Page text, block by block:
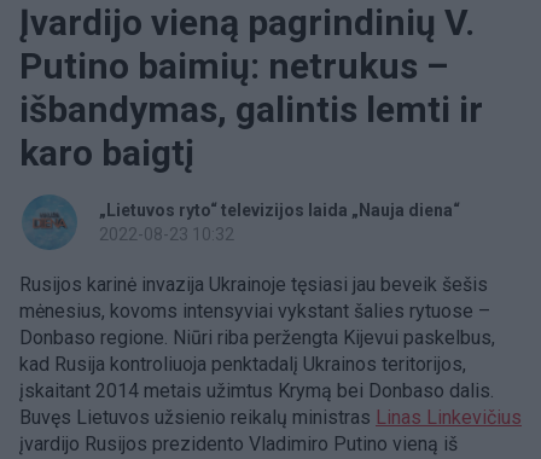
Įvardijo vieną pagrindinių V.
Putino baimių: netrukus –
išbandymas, galintis lemti ir
karo baigtį
„Lietuvos ryto“ televizijos laida „Nauja diena“
2022-08-23 10:32
Rusijos karinė invazija Ukrainoje tęsiasi jau beveik šešis
mėnesius, kovoms intensyviai vykstant šalies rytuose –
Donbaso regione. Niūri riba peržengta Kijevui paskelbus,
kad Rusija kontroliuoja penktadalį Ukrainos teritorijos,
įskaitant 2014 metais užimtus Krymą bei Donbaso dalis.
Buvęs Lietuvos užsienio reikalų ministras Linas Linkevičius
įvardijo Rusijos prezidento Vladimiro Putino vieną iš